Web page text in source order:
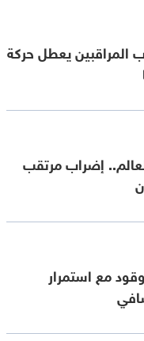
المراقبين يعطل حركة
إضراب مرتقب
مع استمرار